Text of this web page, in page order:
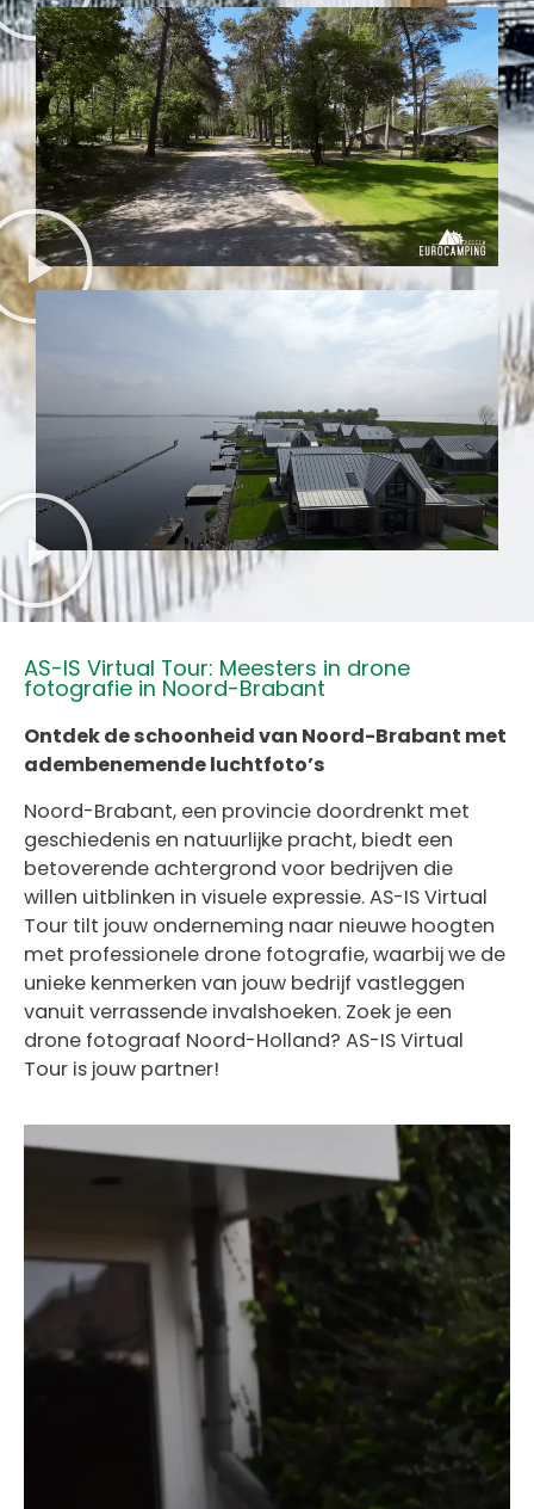
AS-IS Virtual Tour: Meesters in drone
fotografie in Noord-Brabant
Ontdek de schoonheid van Noord-Brabant met
adembenemende luchtfoto’s
Noord-Brabant, een provincie doordrenkt met
geschiedenis en natuurlijke pracht, biedt een
betoverende achtergrond voor bedrijven die
willen uitblinken in visuele expressie. AS-IS Virtual
Tour tilt jouw onderneming naar nieuwe hoogten
met professionele drone fotografie, waarbij we de
unieke kenmerken van jouw bedrijf vastleggen
vanuit verrassende invalshoeken. Zoek je een
drone fotograaf Noord-Holland? AS-IS Virtual
Tour is jouw partner!